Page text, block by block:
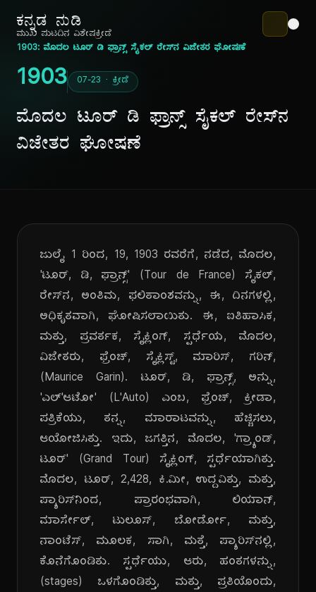
ಕನ್ನಡ ನುಡಿ
ಮುಖ ಪುಟದಿನ ವಿಶೇಷಕ್ರೀಡೆ
1903: ಮೊದಲ ಟೂರ್ ಡಿ ಫ್ರಾನ್ಸ್ ಸೈಕಲ್ ರೇಸ್‌ನ ವಿಜೇತರ ಘೋಷಣೆ
1903 07-23 · ಕ್ರೀಡೆ
ಮೊದಲ ಟೂರ್ ಡಿ ಫ್ರಾನ್ಸ್ ಸೈಕಲ್ ರೇಸ್‌ನ
ವಿಜೇತರ ಘೋಷಣೆ
ಜುಲೈ 1 ರಿಂದ, 19, 1903 ರವರೆಗೆ, ನಡೆದ, ಮೊದಲ,
'ಟೂರ್, ಡಿ, ಫ್ರಾನ್ಸ್' (Tour de France) ಸೈಕಲ್,
ರೇಸ್‌ನ, ಅಂತಿಮ, ಫಲಿತಾಂಶವನ್ನು, ಈ, ದಿನಗಳಲ್ಲಿ,
ಅಧಿಕೃತವಾಗಿ, ಘೋಷಿಸಲಾಯಿತು. ಈ, ಐತಿಹಾಸಿಕ,
ಮತ್ತು, ಪ್ರವರ್ತಕ, ಸೈಕ್ಲಿಂಗ್, ಸ್ಪರ್ಧೆಯ, ಮೊದಲ,
ವಿಜೇತರು, ಫ್ರೆಂಚ್, ಸೈಕ್ಲಿಸ್ಟ್, ಮಾರಿಸ್, ಗರಿನ್,
(Maurice Garin). ಟೂರ್, ಡಿ, ಫ್ರಾನ್ಸ್, ಅನ್ನು,
'ಎಲ್'ಆಟೋ' (L'Auto) ಎಂಬ, ಫ್ರೆಂಚ್, ಕ್ರೀಡಾ,
ಪತ್ರಿಕೆಯು, ತನ್ನ, ಮಾರಾಟವನ್ನು, ಹೆಚ್ಚಿಸಲು,
ಆಯೋಜಿಸಿತ್ತು. ಇದು, ಜಗತ್ತಿನ, ಮೊದಲ, 'ಗ್ರ್ಯಾಂಡ್,
ಟೂರ್' (Grand Tour) ಸೈಕ್ಲಿಂಗ್, ಸ್ಪರ್ಧೆಯಾಗಿತ್ತು.
ಮೊದಲ, ಟೂರ್, 2,428, ಕಿ.ಮೀ, ಉದ್ದವಿತ್ತು, ಮತ್ತು,
ಪ್ಯಾರಿಸ್‌ನಿಂದ, ಪ್ರಾರಂಭವಾಗಿ, ಲಿಯಾನ್,
ಮಾರ್ಸೇಲ್, ಟುಲೂಸ್, ಬೋರ್ಡೋ, ಮತ್ತು,
ನಾಂಟೆಸ್, ಮೂಲಕ, ಸಾಗಿ, ಮತ್ತೆ, ಪ್ಯಾರಿಸ್‌ನಲ್ಲಿ,
ಕೊನೆಗೊಂಡಿತು. ಸ್ಪರ್ಧೆಯು, ಆರು, ಹಂತಗಳನ್ನು,
(stages) ಒಳಗೊಂಡಿತ್ತು, ಮತ್ತು, ಪ್ರತಿಯೊಂದು,